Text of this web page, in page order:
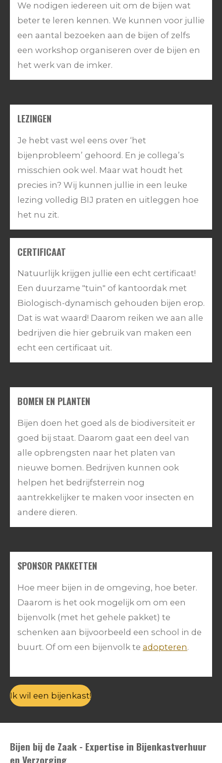
We nodigen iedereen uit om de bijen wat
beter te leren kennen. We kunnen voor jullie
een aantal bezoeken aan de bijen of zelfs
een workshop organiseren over de bijen en
het werk van de imker.
LEZINGEN
Je hebt vast wel eens over ‘het
bijenprobleem’ gehoord. En je collega’s
misschien ook wel. Maar wat houdt het
precies in? Wij kunnen jullie in een leuke
lezing volledig BIJ praten en uitleggen hoe
het nu zit.
CERTIFICAAT
Natuurlijk krijgen jullie een echt certificaat!
Een duurzame "tuin" of kantoordak met
Biologisch-dynamisch gehouden bijen erop.
Dat is wat waard! Daarom reiken we aan alle
bedrijven die hier gebruik van maken een
echt een certificaat uit.
BOMEN EN PLANTEN
Bijen doen het goed als de biodiversiteit er
goed bij staat. Daarom gaat een deel van
alle opbrengsten naar het platen van
nieuwe bomen. Bedrijven kunnen ook
helpen het bedrijfsterrein nog
aantrekkelijker te maken voor insecten en
andere dieren.
SPONSOR PAKKETTEN
Hoe meer bijen in de omgeving, hoe beter.
Daarom is het ook mogelijk om om een
bijenvolk (met het gehele pakket) te
schenken aan bijvoorbeeld een school in de
buurt. Of om een bijenvolk te adopteren.
Ik wil een bijenkast!
Bijen bij de Zaak - Expertise in Bijenkastverhuur
en Verzorging